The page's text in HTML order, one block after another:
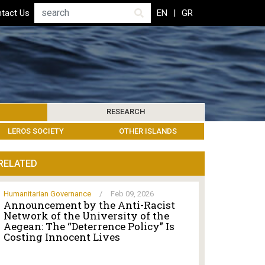
Us Search EN GR
EVENTS
HUMANITARIAN GOVERNANCE
LEROS SOCIETY OTHER ISLANDS
RESEARCH
RESEARCH UPDATES
Humanitarian Governance / Feb 09, 2026
Announcement by the Anti-Racist
Network of the University of the
Aegean: The “Deterrence Policy” Is
Costing Innocent Lives